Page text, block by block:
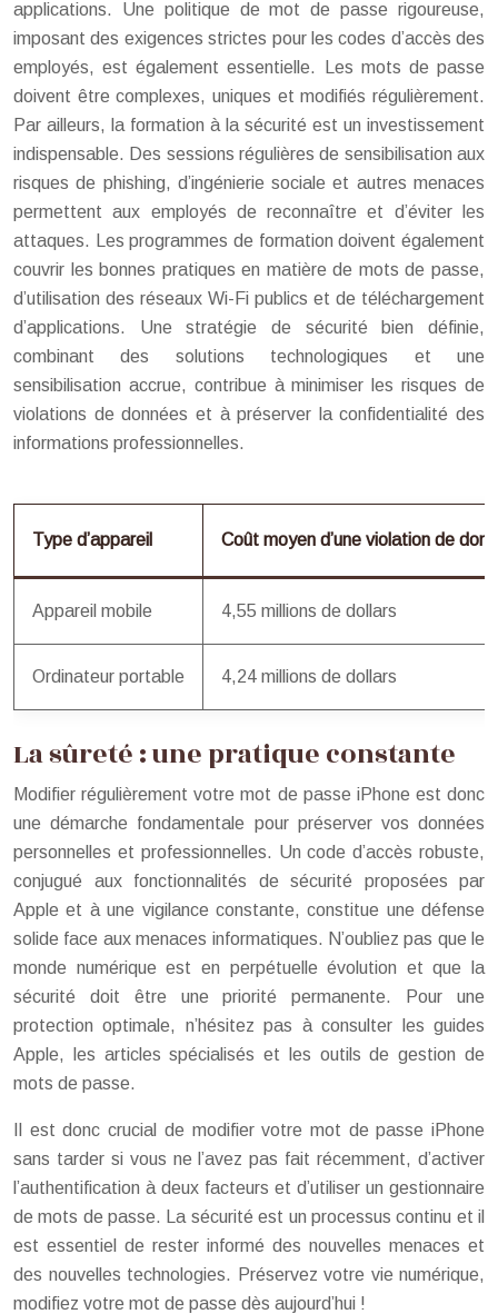
applications. Une politique de mot de passe rigoureuse,
imposant des exigences strictes pour les codes d’accès des
employés, est également essentielle. Les mots de passe
doivent être complexes, uniques et modifiés régulièrement.
Par ailleurs, la formation à la sécurité est un investissement
indispensable. Des sessions régulières de sensibilisation aux
risques de phishing, d’ingénierie sociale et autres menaces
permettent aux employés de reconnaître et d’éviter les
attaques. Les programmes de formation doivent également
couvrir les bonnes pratiques en matière de mots de passe,
d’utilisation des réseaux Wi-Fi publics et de téléchargement
d’applications. Une stratégie de sécurité bien définie,
combinant des solutions technologiques et une
sensibilisation accrue, contribue à minimiser les risques de
violations de données et à préserver la confidentialité des
informations professionnelles.
Type d’appareil Coût moyen d’une violation de
Appareil mobile 4,55 millions de dollars
Ordinateur portable 4,24 millions de dollars
La sûreté : une pratique constante
Modifier régulièrement votre mot de passe iPhone est donc
une démarche fondamentale pour préserver vos données
personnelles et professionnelles. Un code d’accès robuste,
conjugué aux fonctionnalités de sécurité proposées par
Apple et à une vigilance constante, constitue une défense
solide face aux menaces informatiques. N’oubliez pas que le
monde numérique est en perpétuelle évolution et que la
sécurité doit être une priorité permanente. Pour une
protection optimale, n’hésitez pas à consulter les guides
Apple, les articles spécialisés et les outils de gestion de
mots de passe.
Il est donc crucial de modifier votre mot de passe iPhone
sans tarder si vous ne l’avez pas fait récemment, d’activer
l’authentification à deux facteurs et d’utiliser un gestionnaire
de mots de passe. La sécurité est un processus continu et il
est essentiel de rester informé des nouvelles menaces et
des nouvelles technologies. Préservez votre vie numérique,
modifiez votre mot de passe dès aujourd’hui !